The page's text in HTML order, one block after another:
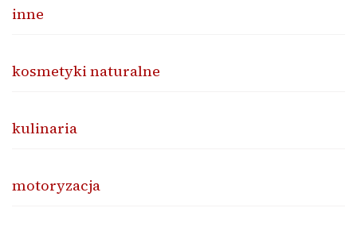
inne
kosmetyki naturalne
kulinaria
motoryzacja